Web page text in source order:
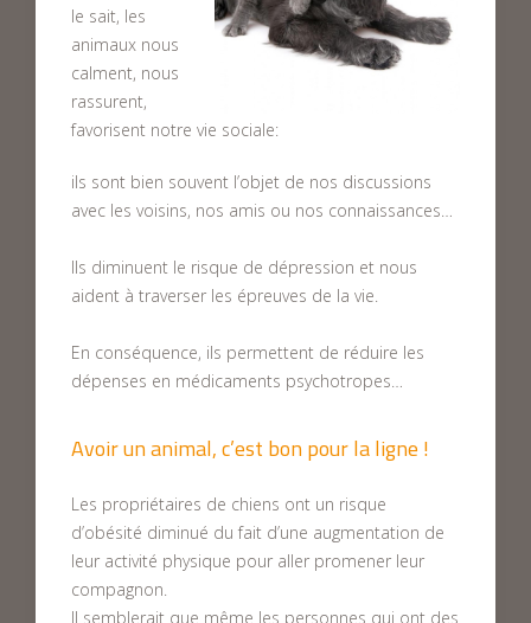
le sait, les
animaux nous
calment, nous
rassurent,
favorisent notre vie sociale:
ils sont bien souvent l’objet de nos discussions
avec les voisins, nos amis ou nos connaissances…
Ils diminuent le risque de dépression et nous
aident à traverser les épreuves de la vie.
En conséquence, ils permettent de réduire les
dépenses en médicaments psychotropes…
Avoir un animal, c’est bon pour la ligne !
Les propriétaires de chiens ont un risque
d’obésité diminué du fait d’une augmentation de
leur activité physique pour aller promener leur
compagnon.
Il semblerait que même les personnes qui ont des